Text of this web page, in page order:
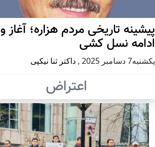
پيشينه تاريخی مردم هزاره؛ آغاز و
ادامه نسل کشی
يكشنبه7 دسامبر 2025 , داکتر ثنا نیکپی
اعتراض